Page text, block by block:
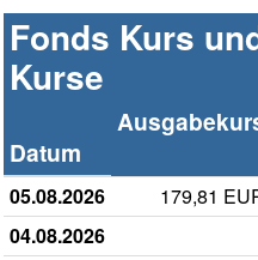
Fonds Kurs
Kurse
Datum
05.08.2026 179,81
04.08.2026